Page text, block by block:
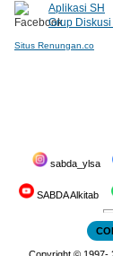
Aplikasi SH
Grup Diskusi
Situs Renungan.co
sabda_ylsa
SABDA Alkitab